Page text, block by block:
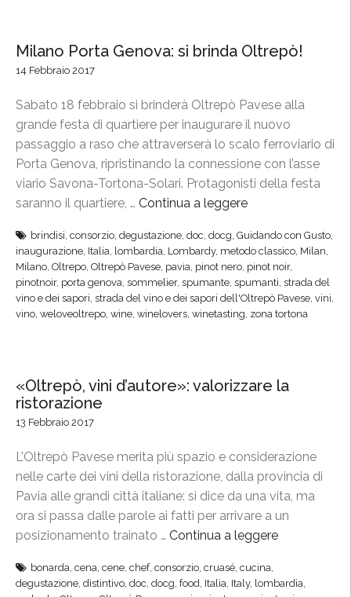
s
r
e
l
l
a
”
a
n
i
t
a
l
y
”
a
e
s
e
a
P
W
e
n
,
r
a
i
n
t
e
n
a
Milano Porta Genova: si brinda Oltrepò!
14 Febbraio 2017
Sabato 18 febbraio si brinderà Oltrepò Pavese alla
grande festa di quartiere per inaugurare il nuovo
passaggio a raso che attraverserà lo scalo ferroviario di
Porta Genova, ripristinando la connessione con l’asse
viario Savona-Tortona-Solari. Protagonisti della festa
saranno il quartiere, … Continua a leggere
i
l
a
n
o
r
e
n
o
v
a
s
brindisi, consorzio, degustazione, doc, docg, Guidando con Gusto,
inaugurazione, Italia, lombardia, Lombardy, metodo classico, Milan,
Milano, Oltrepo, Oltrepò Pavese, pavia, pinot nero, pinot noir,
pinotnoir, porta genova, sommelier, spumante, spumanti, strada del
vino e dei sapori, strada del vino e dei sapori dell'Oltrepò Pavese, vini,
vino, weloveoltrepo, wine, winelovers, winetasting, zona tortona
«Oltrepò, vini d’autore»: valorizzare la
ristorazione
13 Febbraio 2017
L’Oltrepò Pavese merita più spazio e considerazione
nelle carte dei vini della ristorazione, dalla provincia di
Pavia alle grandi città italiane: si dice da una vita, ma
ora si passa dalle parole ai fatti per arrivare a un
posizionamento trainato … Continua a leggere
bonarda, cena, cene, chef, consorzio, cruasé, cucina,
degustazione, distintivo, doc, docg, food, Italia, Italy, lombardia,